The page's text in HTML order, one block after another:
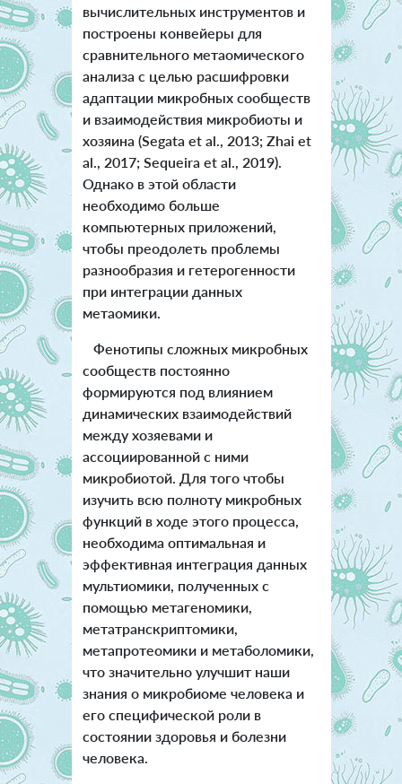
вычислительных инструментов и
построены конвейеры для
сравнительного метаомического
анализа с целью расшифровки
адаптации микробных сообществ
и взаимодействия микробиоты и
хозяина (Segata et al., 2013; Zhai et
al., 2017; Sequeira et al., 2019).
Однако в этой области
необходимо больше
компьютерных приложений,
чтобы преодолеть проблемы
разнообразия и гетерогенности
при интеграции данных
метаомики.
Фенотипы сложных микробных
сообществ постоянно
формируются под влиянием
динамических взаимодействий
между хозяевами и
ассоциированной с ними
микробиотой. Для того чтобы
изучить всю полноту микробных
функций в ходе этого процесса,
необходима оптимальная и
эффективная интеграция данных
мультиомики, полученных с
помощью метагеномики,
метатранскриптомики,
метапротеомики и метаболомики,
что значительно улучшит наши
знания о микробиоме человека и
его специфической роли в
состоянии здоровья и болезни
человека.